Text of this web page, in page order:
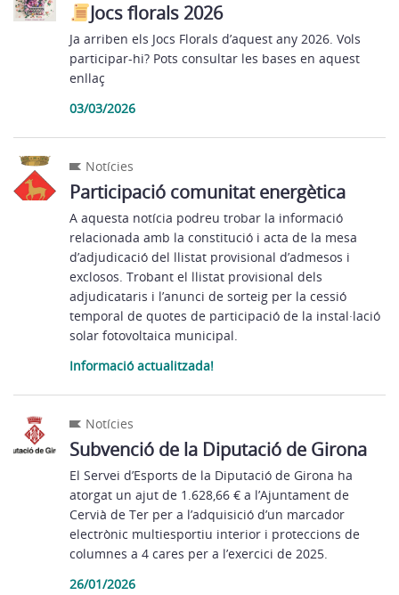
Jocs florals 2026
Ja arriben els Jocs Florals d’aquest any 2026. Vols
participar-hi? Pots consultar les bases en aquest
enllaç
03/03/2026
Notícies
Participació comunitat energètica
A aquesta notícia podreu trobar la informació
relacionada amb la constitució i acta de la mesa
d’adjudicació del llistat provisional d’admesos i
exclosos. Trobant el llistat provisional dels
adjudicataris i l’anunci de sorteig per la cessió
temporal de quotes de participació de la instal·lació
solar fotovoltaica municipal.
Informació actualitzada!
Notícies
Subvenció de la Diputació de Girona
El Servei d’Esports de la Diputació de Girona ha
atorgat un ajut de 1.628,66 € a l’Ajuntament de
Cervià de Ter per a l’adquisició d’un marcador
electrònic multiesportiu interior i proteccions de
columnes a 4 cares per a l’exercici de 2025.
26/01/2026